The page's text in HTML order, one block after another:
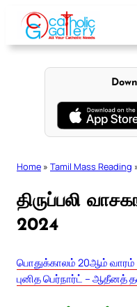
content
Home » Tamil Mass Reading
திருப்பலி
2024
பொதுக்காலம் 20ஆம்
புனித பெர்நார்ட் – ஆதீனத்